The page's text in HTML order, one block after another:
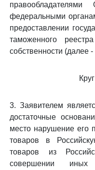
федеральными
предоставлении
таможенного
собственности (далее -
3. Заявителем
достаточные
место нарушение его
товаров в
товаров из
совершении